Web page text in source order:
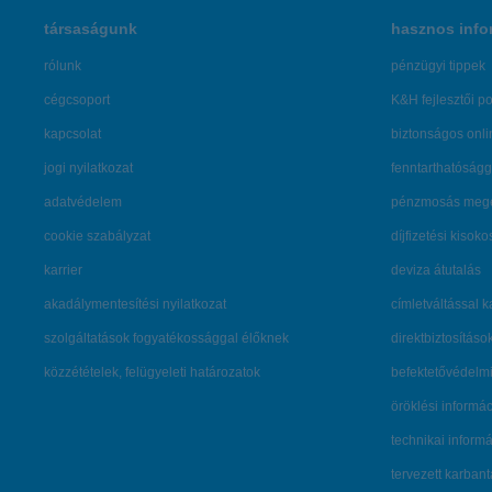
társaságunk
rólunk
cégcsoport
kapcsolat
jogi nyilatkozat
adatvédelem
cookie szabályzat
karrier
akadálymentesítési nyilatkozat
szolgáltatások fogyatékossággal élőknek
közzétételek, felügyeleti határozatok
hasznos
pénzügyi tippek
K&H fejlesztői
biztonságos
pénzmosás
díjfizetési
deviza átutalás
címletváltással
öröklési
technikai
tervezett